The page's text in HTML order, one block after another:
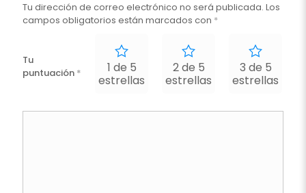
Tu dirección de correo electrónico no será publicada. Los
campos obligatorios están marcados con *
Tu
puntuación *
1 de 5
estrellas
2 de 5
estrellas
3 de 5
estrellas